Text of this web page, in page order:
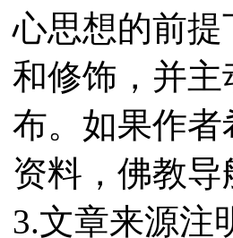
心思想的前
和修饰，并
布。如果作
资料，佛教
3.文章来源注